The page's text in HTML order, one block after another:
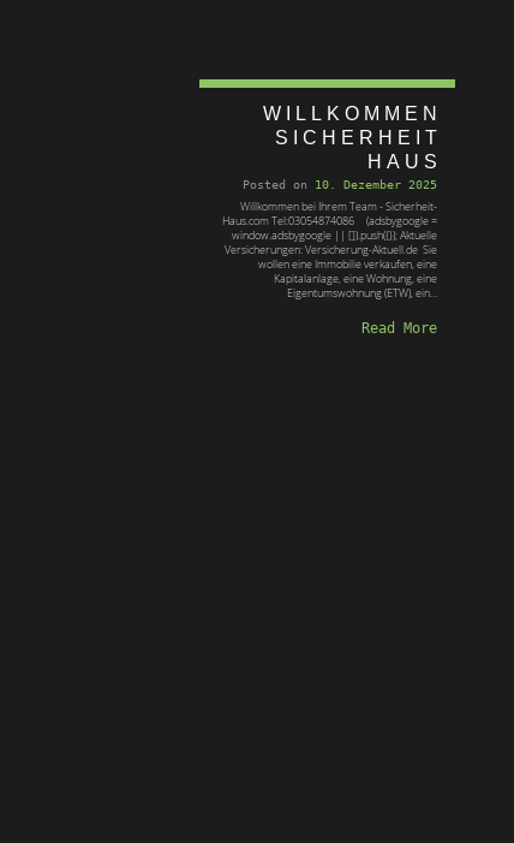
WILLKOMMEN
SICHERHEIT
HAUS
Posted on 10. Dezember 2025
Willkommen bei Ihrem Team - Sicherheit-
Haus.com Tel:03054874086 (adsbygoogle =
window.adsbygoogle || []).push({}); Aktuelle
Versicherungen: Versicherung-Aktuell.de Sie
wollen eine Immobilie verkaufen, eine
Kapitalanlage, eine Wohnung, eine
Eigentumswohnung (ETW), ein…
Read More